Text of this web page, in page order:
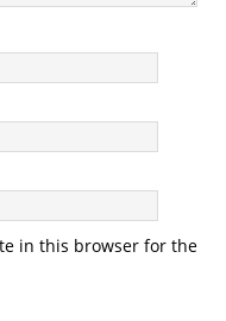
in this browser for the